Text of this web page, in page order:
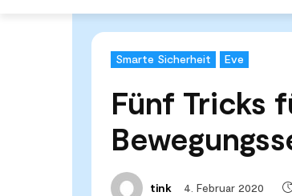
Smarte Sicherheit Eve
Fünf Tricks
tink 4. Februar 2020